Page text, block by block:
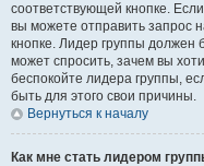
соответствующей кнопке.
вы можете отправить запрос
кнопке. Лидер группы должен
может спросить, зачем вы
беспокойте лидера группы,
быть для этого свои причины.
Вернуться к началу
Как мне стать лидером